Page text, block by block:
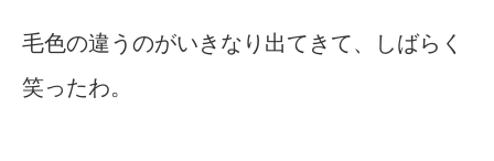
毛色の違うのがいきなり出てきて、しばらく
笑ったわ。